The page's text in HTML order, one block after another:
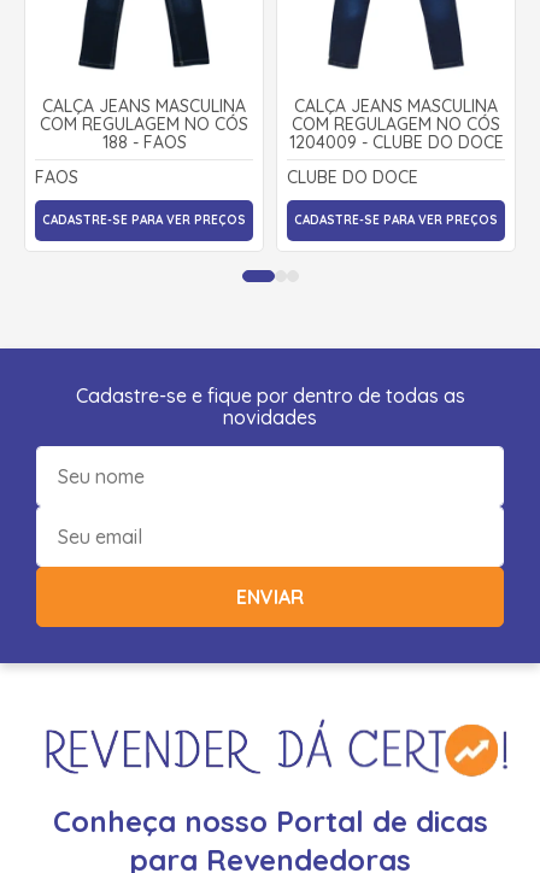
CALÇA JEANS MASCULINA
COM REGULAGEM NO CÓS
188 - FAOS
FAOS
CADASTRE-SE PARA VER PREÇOS
CALÇA JEANS MASCULINA
COM REGULAGEM NO CÓS
1204009 - CLUBE DO DOCE
CLUBE DO DOCE
CADASTRE-SE PARA VER PREÇOS
Cadastre-se e fique por dentro de todas as
novidades
ENVIAR
Conheça nosso Portal de dicas
para Revendedoras